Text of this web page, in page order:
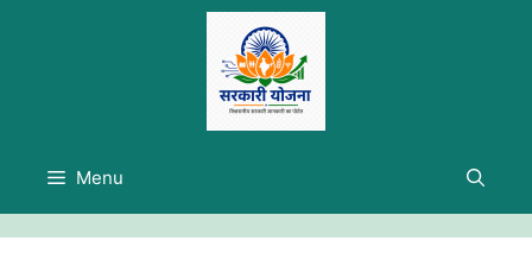
Menu